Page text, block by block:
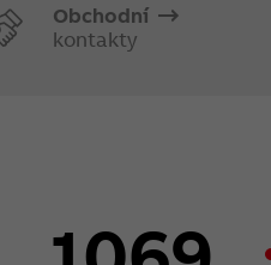
Obchodní
kontakty